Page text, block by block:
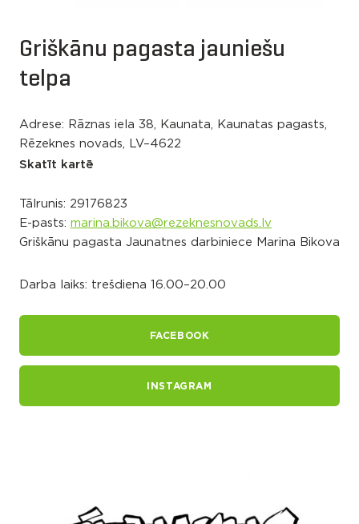
Griškānu pagasta jauniešu
telpa
Adrese: Rāznas iela 38, Kaunata, Kaunatas pagasts,
Rēzeknes novads, LV–4622
Skatīt kartē
Tālrunis: 29176823
E-pasts: marina.bikova@rezeknesnovads.lv
Griškānu pagasta Jaunatnes darbiniece Marina Bikova
Darba laiks: trešdiena 16.00–20.00
FACEBOOK
INSTAGRAM